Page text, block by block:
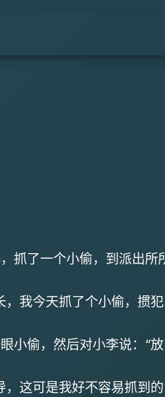
抓了一个小偷，到派出所
，我今天抓了个小偷，掼
小偷，然后对小李说：“
，这可是我好不容易抓到